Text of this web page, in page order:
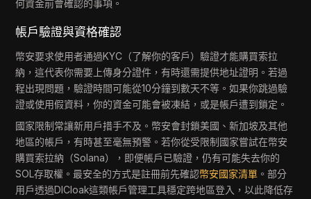
何資金前會確認的事項。
帳戶驗證與資格確認
幣安要求使用者通過KYC（了解你的客戶）驗證才能購買索拉
納，這代表你需要上傳身分證件，有時還需提供地址證明。若過
程出現問題，驗證時間可能從10分鐘到數天不等。如果你跳過驗
證或使用假資料，你的資金可能會被凍結，或是帳戶遭到鎖定。
國家限制常讓新用戶措手不及。幣安會封鎖美國、新加坡及其他
地區的帳戶，有時甚至毫無預警。若你從受限制國家嘗試在幣安
購買索拉納（Solana），即便帳戶已驗證，仍有可能失去你的
SOL存取權。最安全的方式是註冊前先確認幣安國家清單 。部分
用戶透過DICloak這類帳戶管理工具穩定跨地區登入，以此降低存